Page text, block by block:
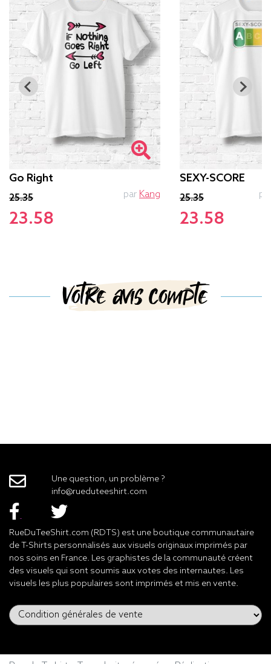
Go Right
25.35
23.58
par Kang
SEXY-SCORE
25.35
23.58
Votre avis compte
Une question, un problème ?
info@rueduteeshirt.com
RueDuTeeShirt.com (RDTS) est une boutique communautaire
de T-Shirts personnalisés aux visuels originaux imprimés par
nos soins en France. Les graphistes de la communauté créent
des visuels qui sont soumis aux votes des internautes. Les
visuels les plus populaires sont imprimés et mis en vente.